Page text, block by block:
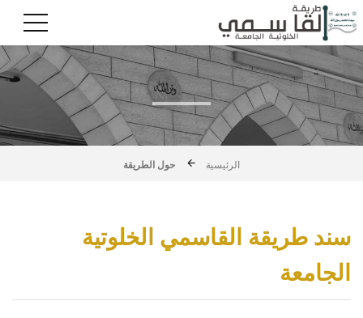
الرئيسية حول الطريقة
سند طريقة القاسمي الخلوتية
الجامعة